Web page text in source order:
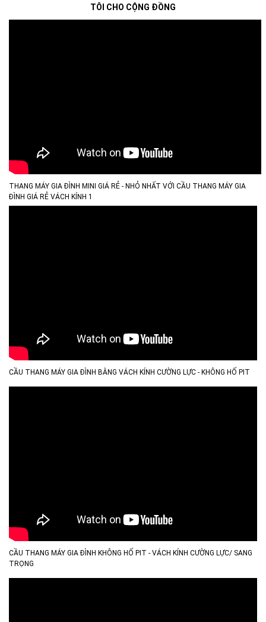
TÔI CHO CỘNG ĐỒNG
THANG MÁY GIA ĐÌNH MINI GIÁ RẺ - NHỎ NHẤT VỚI CẦU THANG MÁY GIA
ĐÌNH GIÁ RẺ VÁCH KÍNH 1
CẦU THANG MÁY GIA ĐÌNH BẰNG VÁCH KÍNH CƯỜNG LỰC - KHÔNG HỐ PIT
CẦU THANG MÁY GIA ĐÌNH KHÔNG HỐ PIT - VÁCH KÍNH CƯỜNG LỰC/ SANG
TRỌNG